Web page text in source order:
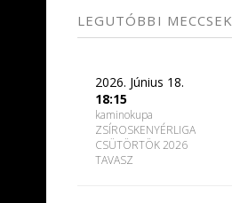
LEGUTÓBBI MECCSEK
2026. Június 18.
18:15
kaminokupa
ZSÍROSKENYÉRLIGA
CSÜTÖRTÖK 2026
TAVASZ